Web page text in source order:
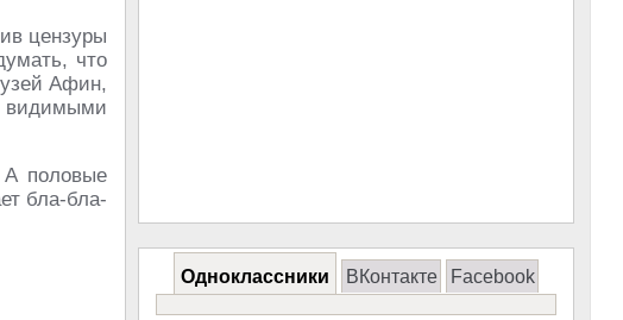
цензуры
что
Афин,
видимыми
А половые
бла-бла-
Одноклассники ВКонтакте Facebook